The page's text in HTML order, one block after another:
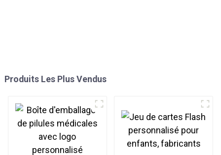
Produits Les Plus Vendus